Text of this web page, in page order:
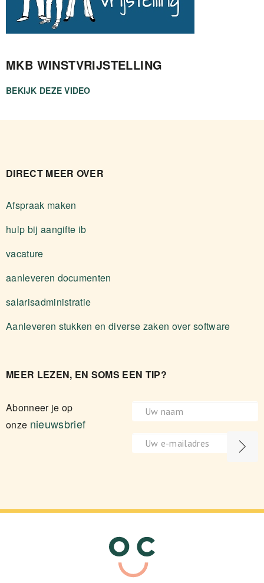
MKB WINSTVRIJSTELLING
BEKIJK DEZE VIDEO
DIRECT MEER OVER
Afspraak maken
hulp bij aangifte ib
vacature
aanleveren documenten
salarisadministratie
Aanleveren stukken en diverse zaken over software
MEER LEZEN, EN SOMS EEN TIP?
Abonneer je op
onze nieuwsbrief